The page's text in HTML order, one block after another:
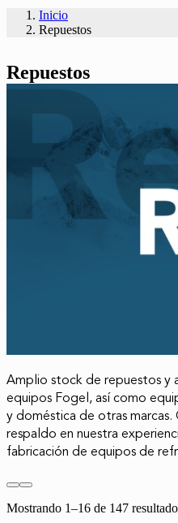
Inicio
Repuestos
Repuestos
Amplio stock de repuestos y
equipos Fogel, así como
y doméstica de otras marcas.
respaldo en nuestra
fabricación de equipos de
Mostrando 1–16 de 147